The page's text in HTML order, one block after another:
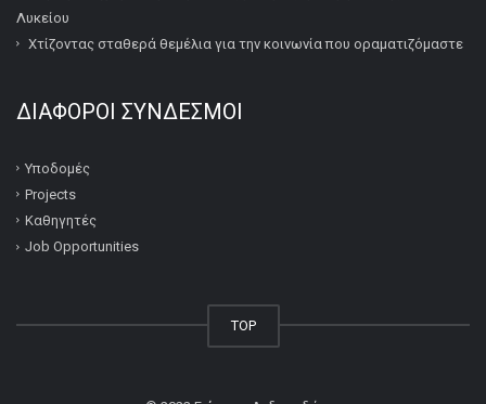
Λυκείου
Χτίζοντας σταθερά θεμέλια για την κοινωνία που οραματιζόμαστε
ΔΙΆΦΟΡΟΙ ΣΎΝΔΕΣΜΟΙ
Υποδομές
Projects
Καθηγητές
Job Opportunities
TOP